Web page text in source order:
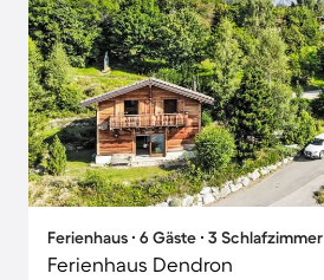
Ferienhaus ∙ 6 Gäste ∙ 3 Schlafzimmer
Ferienhaus Dendron